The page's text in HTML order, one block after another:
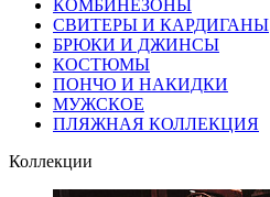
КОМБИНЕЗОНЫ
СВИТЕРЫ И КАРДИГАНЫ
БРЮКИ И ДЖИНСЫ
КОСТЮМЫ
ПОНЧО И НАКИДКИ
МУЖСКОЕ
ПЛЯЖНАЯ КОЛЛЕКЦИЯ
Коллекции